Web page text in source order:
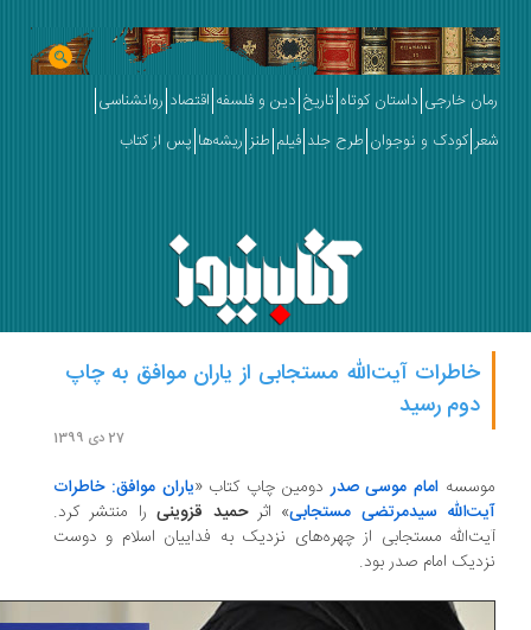
خارجی داستان کوتاه تاریخ دین و فلسفه اقتصاد روانشناسی
کودک و نوجوان طرح جلد فیلم طنز ریشه‌ها پس از کتاب
خاطرات آیت‌الله مستجابی از یاران موافق به چاپ
دوم رسید
امام موسی صدردومین چاپ کتاب « یاران موافق: خاطرات
سیدمرتضی مستجابی» اثرحمید قزوینی را منتشر کرد.
مستجابی از چهره‌های نزدیک به فداییان اسلام و دوست
امام صدر بود.